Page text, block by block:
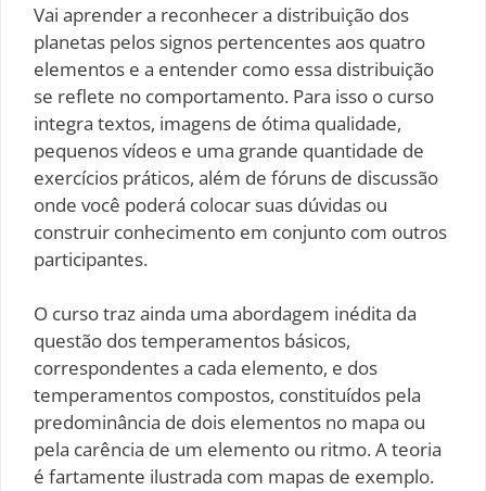
Vai aprender a reconhecer a distribuição dos
planetas pelos signos pertencentes aos quatro
elementos e a entender como essa distribuição
se reflete no comportamento. Para isso o curso
integra textos, imagens de ótima qualidade,
pequenos vídeos e uma grande quantidade de
exercícios práticos, além de fóruns de discussão
onde você poderá colocar suas dúvidas ou
construir conhecimento em conjunto com outros
participantes.
O curso traz ainda uma abordagem inédita da
questão dos temperamentos básicos,
correspondentes a cada elemento, e dos
temperamentos compostos, constituídos pela
predominância de dois elementos no mapa ou
pela carência de um elemento ou ritmo. A teoria
é fartamente ilustrada com mapas de exemplo.